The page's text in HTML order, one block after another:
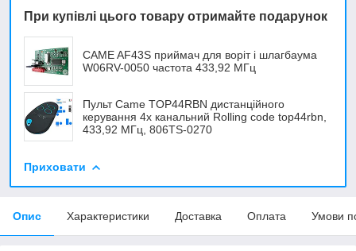
При купівлі цього товару отримайте подарунок
CAME AF43S приймач для воріт і шлагбаума
W06RV-0050 частота 433,92 МГц
Пульт Came TOP44RBN дистанційного
керування 4х канальний Rolling code top44rbn,
433,92 МГц, 806TS-0270
Приховати
Опис Характеристики Доставка Оплата Умови